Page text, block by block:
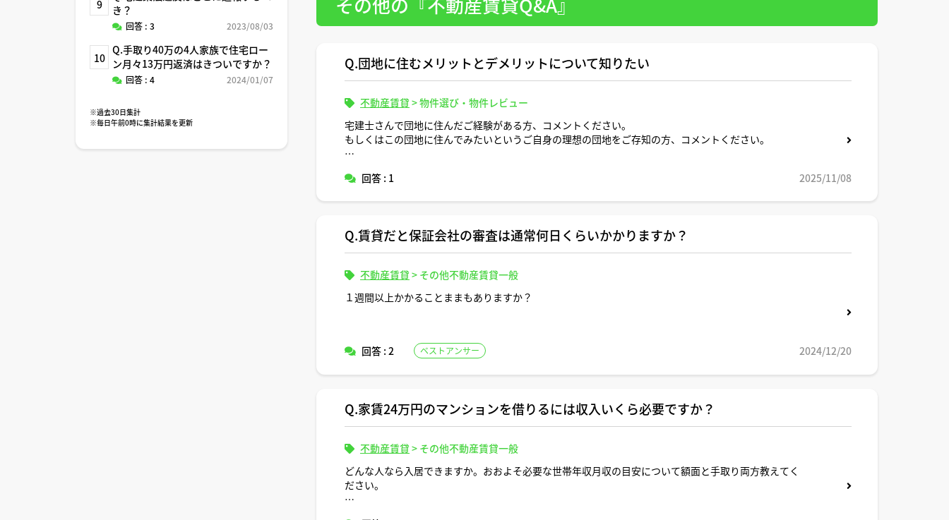
9
き？
回答 : 3 2023/08/03
10
Q.手取り40万の4人家族で住宅ロー
ン月々13万円返済はきついですか？
回答 : 4 2024/01/07
※過去30日集計
※毎日午前0時に集計結果を更新
Q.団地に住むメリットとデメリットについて知りたい
不動産賃貸 >物件選び・物件レビュー
宅建士さんで団地に住んだご経験がある方、コメントください。
もしくはこの団地に住んでみたいというご自身の理想の団地をご存知の方、コメントください。
回答 : 1 2025/11/08
Q.賃貸だと保証会社の審査は通常何日くらいかかりますか？
不動産賃貸 > その他不動産賃貸一般
１週間以上かかることままもありますか？
回答 : 2 ベストアンサー 2024/12/20
Q.家賃24万円のマンションを借りるには収入いくら必要ですか？
不動産賃貸 > その他不動産賃貸一般
どんな人なら入居できますか。おおよそ必要な世帯年収月収の目安について額面と手取り両方教えてく
ださい。